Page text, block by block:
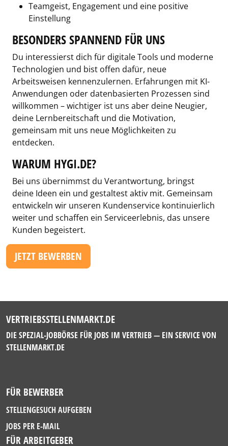
Teamgeist, Engagement und eine positive
Einstellung
BESONDERS SPANNEND FÜR UNS
Du interessierst dich für digitale Tools und moderne
Technologien und bist offen dafür, neue
Arbeitsweisen kennenzulernen. Erfahrungen mit KI-
Anwendungen oder datenbasierten Prozessen sind
willkommen – wichtiger ist uns aber deine Neugier,
deine Lernbereitschaft und die Motivation,
gemeinsam mit uns neue Möglichkeiten zu
entdecken.
WARUM HYGI.DE?
Bei uns übernimmst du Verantwortung, bringst
deine Ideen ein und gestaltest aktiv mit. Gemeinsam
entwickeln wir unseren Kundenservice kontinuierlich
weiter und schaffen ein Serviceerlebnis, das unsere
Kunden begeistert.
JETZT BEWERBEN
VERTRIEBSSTELLENMARKT.DE
DIE SPEZIAL-JOBBÖRSE FÜR JOBS IM VERTRIEB — EIN SERVICE VON
STELLENMARKT.DE
FÜR BEWERBER
STELLENGESUCH AUFGEBEN
JOBS PER E-MAIL
FÜR ARBEITGEBER